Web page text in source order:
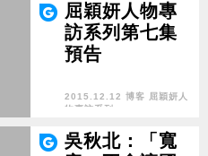
屈穎妍人物專
訪系列第七集
預告
2015.12.12 博客 屈穎妍人
物專訪系列
吳秋北：「寬